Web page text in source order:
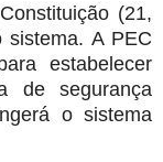
(21,
A PEC
estabelecer
de segurança
o sistema